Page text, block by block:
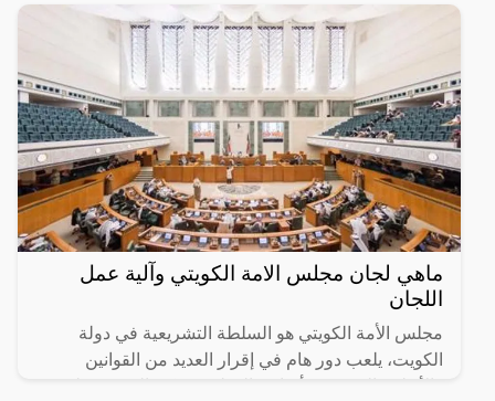
ماهي لجان مجلس الامة الكويتي وآلية عمل
اللجان
مجلس الأمة الكويتي هو السلطة التشريعية في دولة
الكويت، يلعب دور هام في إقرار العديد من القوانين